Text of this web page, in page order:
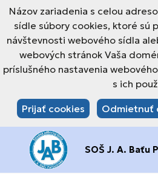
Názov zariadenia s celou
sídle súbory cookies, ktoré sú
návštevnosti webového sídla
webových stránok Vaša
príslušného nastavenia
s ich
Prijať cookies Odmietnuť
SOŠ J. A. Baťu